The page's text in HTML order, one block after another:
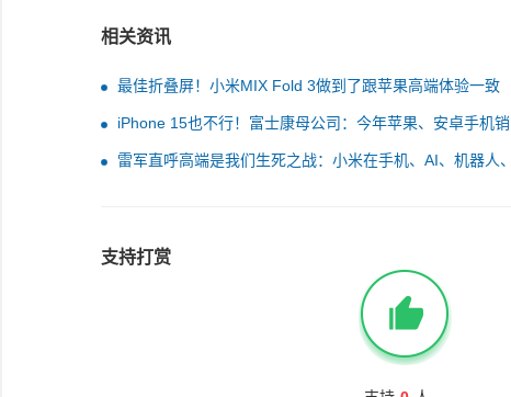
相关资讯
最佳折叠屏！小米MIX Fold 3做到了跟苹果高端体验一致
iPhone 15也不行！富士康母公司：今年苹果、安卓手机销
量都下滑 后者更难
雷军直呼高端是我们生死之战：小米在手机、AI、机器人、
支持打赏